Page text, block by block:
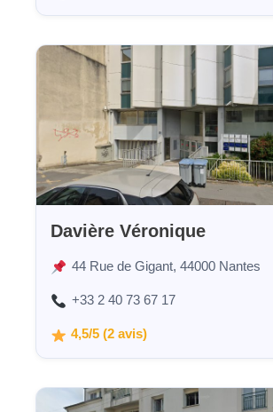
Davière Véronique
44 Rue de Gigant, 44000 Nantes
+33 2 40 73 67 17
4,5/5 (2 avis)